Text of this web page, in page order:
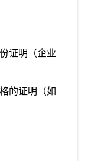
证明（企业
的证明（如